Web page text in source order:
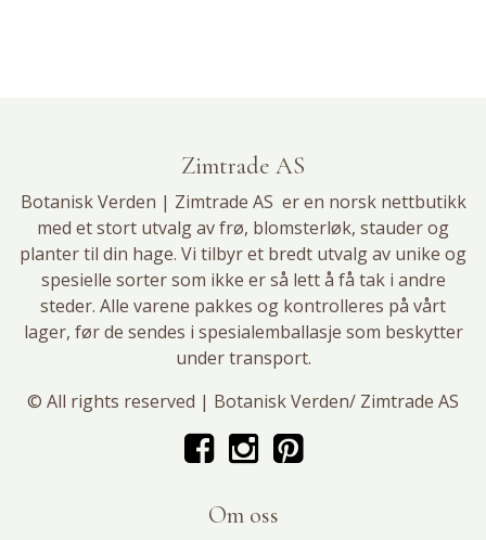
Zimtrade AS
Botanisk Verden | Zimtrade AS er en norsk nettbutikk
med et stort utvalg avfrø, blomsterløk, stauder og
planter til din hage. Vi tilbyr et bredt utvalg av unike og
spesielle sorter som ikke er så lett å få tak i andre
steder. Alle varene pakkes og kontrolleres på vårt
lager, før de sendes i spesialemballasje som beskytter
under transport.
© All rights reserved | Botanisk Verden/ Zimtrade AS
Om oss